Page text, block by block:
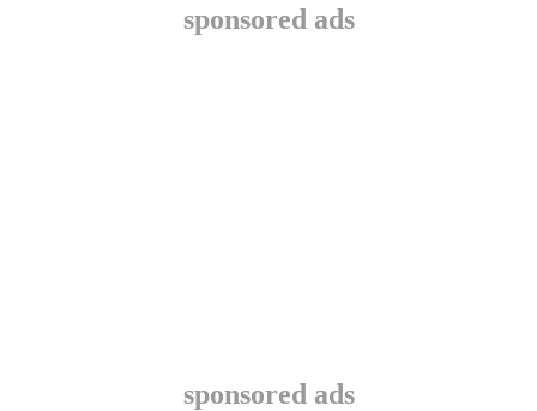
sponsored ads
sponsored ads